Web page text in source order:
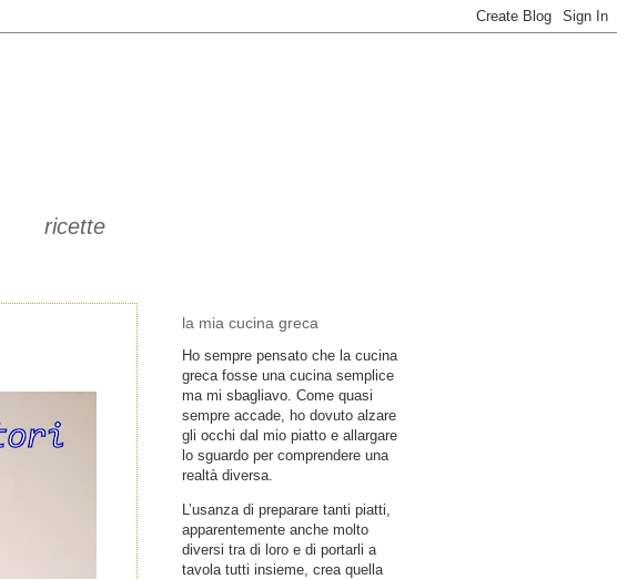
ricette
la mia cucina greca
Ho sempre pensato che la cucina
greca fosse una cucina semplice
ma mi sbagliavo. Come quasi
sempre accade, ho dovuto alzare
gli occhi dal mio piatto e allargare
lo sguardo per comprendere una
realtà diversa.
L’usanza di preparare tanti piatti,
apparentemente anche molto
diversi tra di loro e di portarli a
tavola tutti insieme, crea quella